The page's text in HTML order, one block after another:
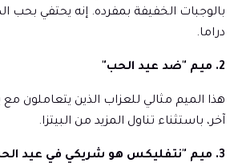
بالوجبات الخفيفة بمفرده. إنه يحتفي بحب
دراما.
2. ميم "ضد عيد الحب"
آخر، باستثناء تناول المزيد من البيتزا.
3. ميم "نتفليكس هو شريكي في عيد الحب"